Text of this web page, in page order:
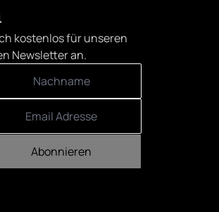
kostenlos für unseren
Newsletter an.
Abonnieren